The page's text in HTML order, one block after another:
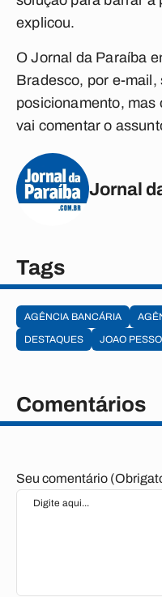
explicou.
OJornal da Paraíba
Bradesco, por e-mail,
posicionamento, mas
vai comentar o
Jornal
Tags
AGÊNCIA BANCÁRIA
DESTAQUES
JOAO
Comentários
Seu comentário